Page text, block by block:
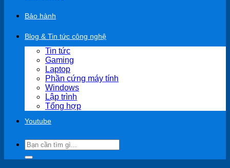
Bảo hành
Blog & Tin tức công nghệ
Tin tức
Gaming
Laptop
Phần cứng máy tính
Windows
Lập trình
Tổng hợp
Youtube
Search
for: